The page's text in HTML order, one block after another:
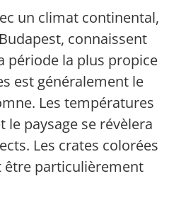
un climat continental,
connaissent
période la plus propice
est généralement le
Les températures
le paysage se révèlera
Les crates colorées
être particulièrement